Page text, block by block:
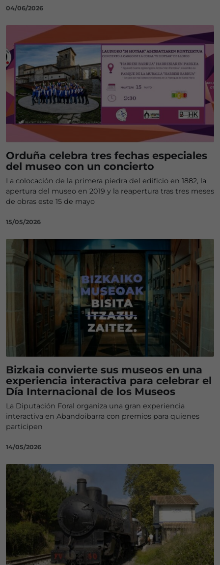
04/06/2026
Orduña celebra tres fechas especiales
del museo con un concierto
La colocación de la primera piedra del edificio en 1882, la
apertura del museo en 2019 y la reapertura tras tres meses
de obras este 15 de mayo
15/05/2026
Bizkaia convierte sus museos en una
experiencia interactiva para celebrar el
Día Internacional de los Museos
La Diputación Foral organiza una gran experiencia
interactiva en Abandoibarra con premios para quienes
participen
14/05/2026